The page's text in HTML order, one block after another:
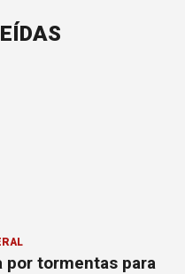
por tormentas para